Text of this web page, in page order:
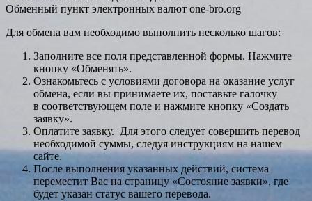
Обменный пункт электронных валют one-bro.org
Для обмена вам необходимо выполнить несколько шагов:
Заполните все поля представленной формы. Нажмите
кнопку «Обменять».
Ознакомьтесь с условиями договора на оказание услуг
обмена, если вы принимаете их, поставьте галочку
в соответствующем поле и нажмите кнопку «Создать
заявку».
Оплатите заявку. Для этого следует совершить перевод
необходимой суммы, следуя инструкциям на нашем
сайте.
После выполнения указанных действий, система
переместит Вас на страницу «Состояние заявки», где
будет указан статус вашего перевода.